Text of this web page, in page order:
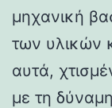
μηχανική
των υλικών
αυτά,
με τη